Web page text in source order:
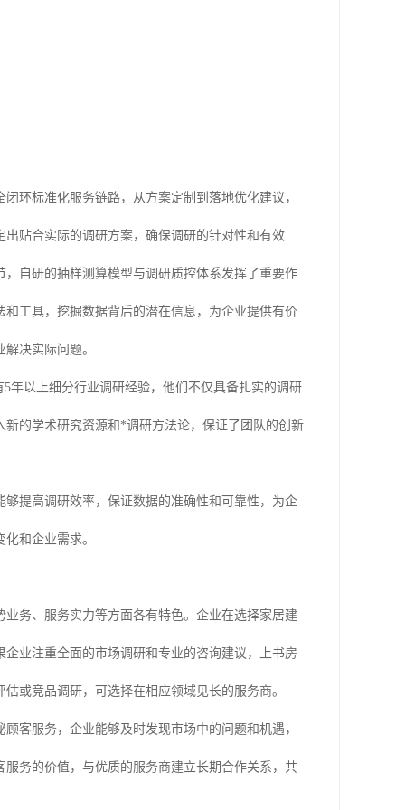
环标准化服务链路，从方案定制到落地优化建议，
贴合实际的调研方案，确保调研的针对性和有效
自研的抽样测算模型与调研质控体系发挥了重要作
工具，挖掘数据背后的潜在信息，为企业提供有价
决实际问题。
年以上细分行业调研经验，他们不仅具备扎实的调研
的学术研究资源和*调研方法论，保证了团队的创新
提高调研效率，保证数据的准确性和可靠性，为企
和企业需求。
务、服务实力等方面各有特色。企业在选择家居建
业注重全面的市场调研和专业的咨询建议，上书房
或竞品调研，可选择在相应领域见长的服务商。
客服务，企业能够及时发现市场中的问题和机遇，
务的价值，与优质的服务商建立长期合作关系，共